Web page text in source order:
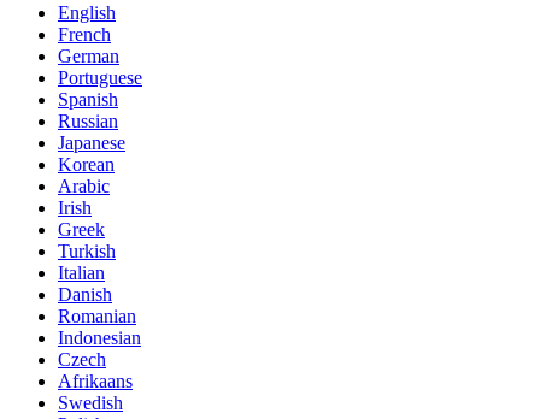
English
French
German
Portuguese
Spanish
Russian
Japanese
Korean
Arabic
Irish
Greek
Turkish
Italian
Danish
Romanian
Indonesian
Czech
Afrikaans
Swedish